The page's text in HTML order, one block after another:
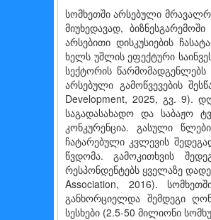
სომხეთში არსებული
მიუხედავად,
არსებითი დისკუსიების
ხელს უშლის ეფექტური
სექტორის
არსებული გამოწვევების
Development, 2025, გვ. 9).
საგადასახადო და საბაჟო
კონკურენცია. გასული
ჩატარებული კვლევის
წვდომა. გამოკითხვის
რესპონდენტებს ყველაზე
Association, 2016).
განხორციელდა შემდეგი
სესხები (2.5-50 მილიონი